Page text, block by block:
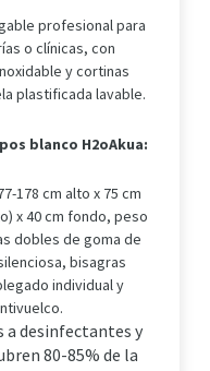
profesional para
o clínicas, con
y cortinas
plastificada lavable.
blanco H2oAkua:
178 cm alto x 75 cm
x 40 cm fondo, peso
dobles de goma de
bisagras
individual y
desinfectantes y
80-85% de la